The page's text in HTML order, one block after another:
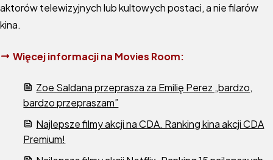
aktorów telewizyjnych lub kultowych postaci, a nie filarów
kina.
Więcej informacji na Movies Room:
Zoe Saldana przeprasza za Emilię Perez „bardzo,
bardzo przepraszam”
Najlepsze filmy akcji na CDA. Ranking kina akcji CDA
Premium!